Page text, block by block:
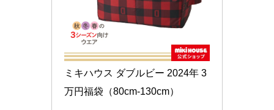
ミキハウス ダブルビー 2024年 3
万円福袋（80cm-130cm）